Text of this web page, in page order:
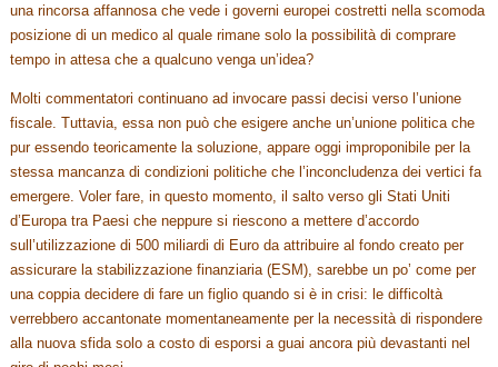
una rincorsa affannosa che vede i governi europei costretti nella scomoda
posizione di un medico al quale rimane solo la possibilità di comprare
tempo in attesa che a qualcuno venga un’idea?
Molti commentatori continuano ad invocare passi decisi verso l’unione
fiscale. Tuttavia, essa non può che esigere anche un’unione politica che
pur essendo teoricamente la soluzione, appare oggi improponibile per la
stessa mancanza di condizioni politiche che l’inconcludenza dei vertici fa
emergere. Voler fare, in questo momento, il salto verso gli Stati Uniti
d’Europa tra Paesi che neppure si riescono a mettere d’accordo
sull’utilizzazione di 500 miliardi di Euro da attribuire al fondo creato per
assicurare la stabilizzazione finanziaria (ESM), sarebbe un po’ come per
una coppia decidere di fare un figlio quando si è in crisi: le difficoltà
verrebbero accantonate momentaneamente per la necessità di rispondere
alla nuova sfida solo a costo di esporsi a guai ancora più devastanti nel